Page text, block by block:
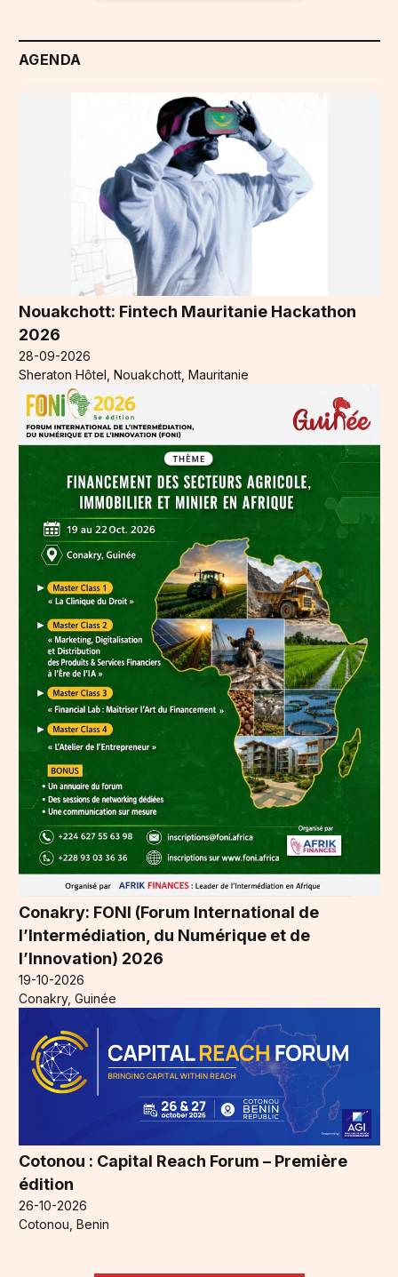
AGENDA
Nouakchott: Fintech Mauritanie Hackathon
2026
28-09-2026
Sheraton Hôtel, Nouakchott, Mauritanie
Conakry: FONI (Forum International de
l’Intermédiation, du Numérique et de
l’Innovation) 2026
19-10-2026
Conakry, Guinée
Cotonou : Capital Reach Forum – Première
édition
26-10-2026
Cotonou, Benin